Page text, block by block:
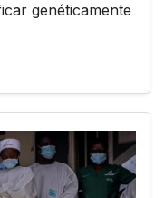
genéticamente